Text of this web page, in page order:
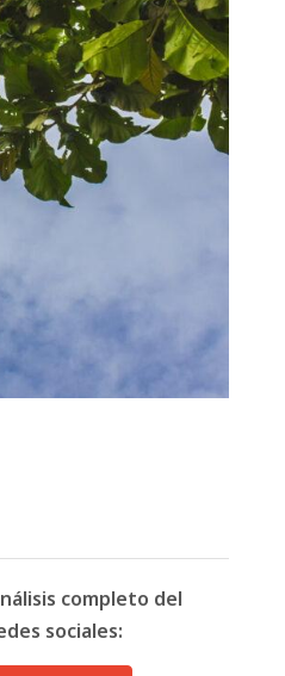
completo del
sociales: